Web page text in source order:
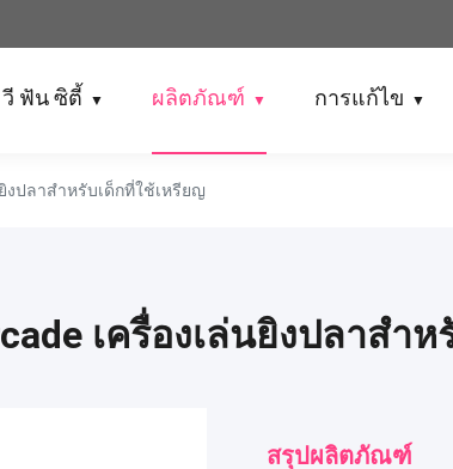
วี ฟัน ซิตี้ ▼ ผลิตภัณฑ์ ▼ การแก้ไข ▼
งปลาสําหรับเด็กที่ใช้เหรียญ
เครื่องเล่นยิงปลาสํา
สรุปผลิตภัณฑ์